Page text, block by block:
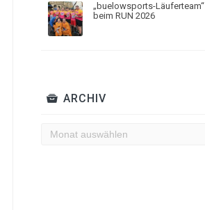
„buelowsports-Läuferteam“
beim RUN 2026
ARCHIV
Archiv